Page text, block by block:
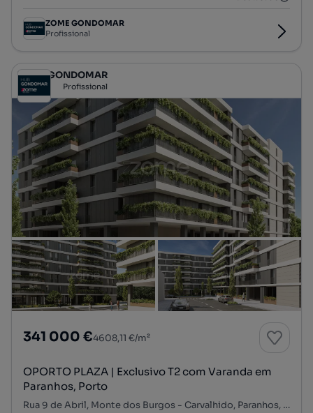
ZOME GONDOMAR
Profissional
ZOME GONDOMAR
Profissional
341 000 €4608,11 €/m²
OPORTO PLAZA | Exclusivo T2 com Varanda em
Paranhos, Porto
Rua 9 de Abril, Monte dos Burgos - Carvalhido, Paranhos, Porto, Porto